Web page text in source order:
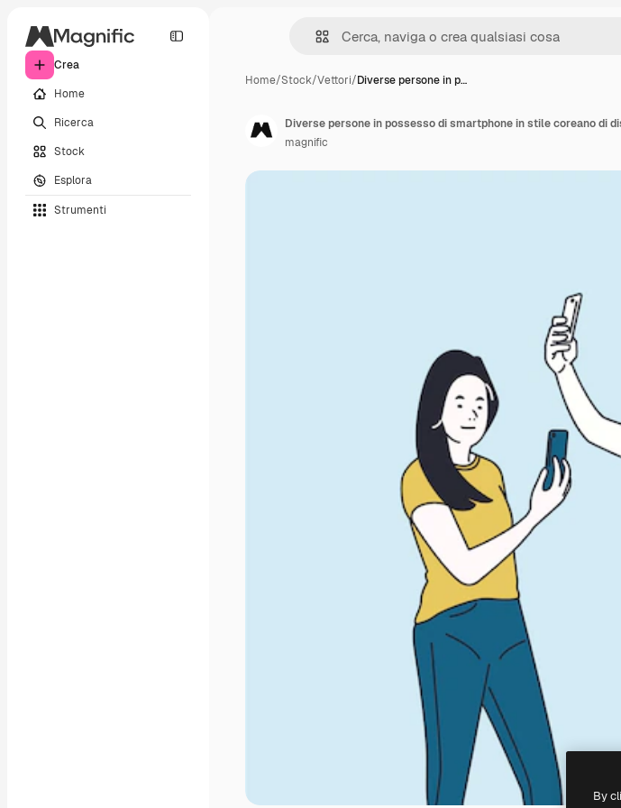
Crea
Home
Ricerca
Stock
Esplora
Strumenti
Home/Stock/Vettori/Diverse persone in p…
Diverse persone in possesso di smartphone in stile coreano di
magnific
By